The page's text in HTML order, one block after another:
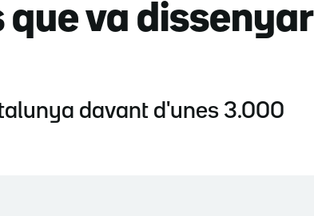
que va dissenyar
davant d'unes 3.000